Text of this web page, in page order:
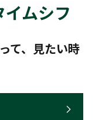
ムシフ
て、見たい時